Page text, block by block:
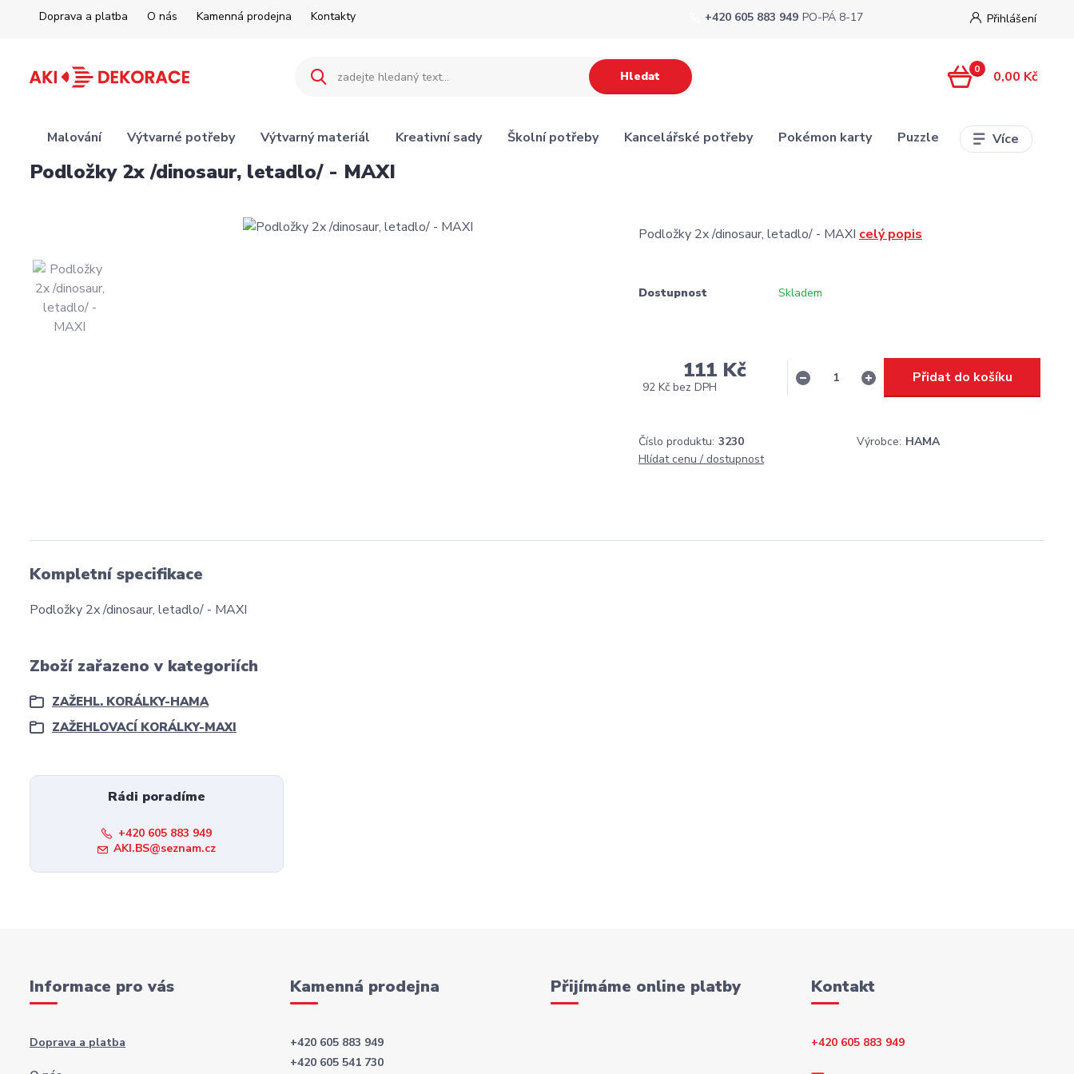
Doprava a platba O nás Kamenná prodejna Kontakty Přihlášení
Hledat
+420 605 883 949 PO-PÁ 8-17
0 0,00 Kč
Malování Výtvarné potřeby Výtvarný materiál Kreativní sady Školní potřeby Kancelářské potřeby Pokémon karty Puzzle Více
Podložky 2x /dinosaur, letadlo/ - MAXI
Podložky 2x /dinosaur, letadlo/ - MAXI celý popis
Dostupnost Skladem
111 Kč
92 Kč bez DPH
Přidat do košíku
Číslo produktu: 3230 Výrobce: HAMA
Hlídat cenu / dostupnost
Kompletní specifikace
Podložky 2x /dinosaur, letadlo/ - MAXI
Zboží zařazeno v kategoriích
ZAŽEHL. KORÁLKY-HAMA
ZAŽEHLOVACÍ KORÁLKY-MAXI
Rádi poradíme
+420 605 883 949
AKI.BS@seznam.cz
Informace pro vás
Doprava a platba
Kamenná prodejna
+420 605 883 949
+420 605 541 730
Přijímáme online platby Kontakt
+420 605 883 949